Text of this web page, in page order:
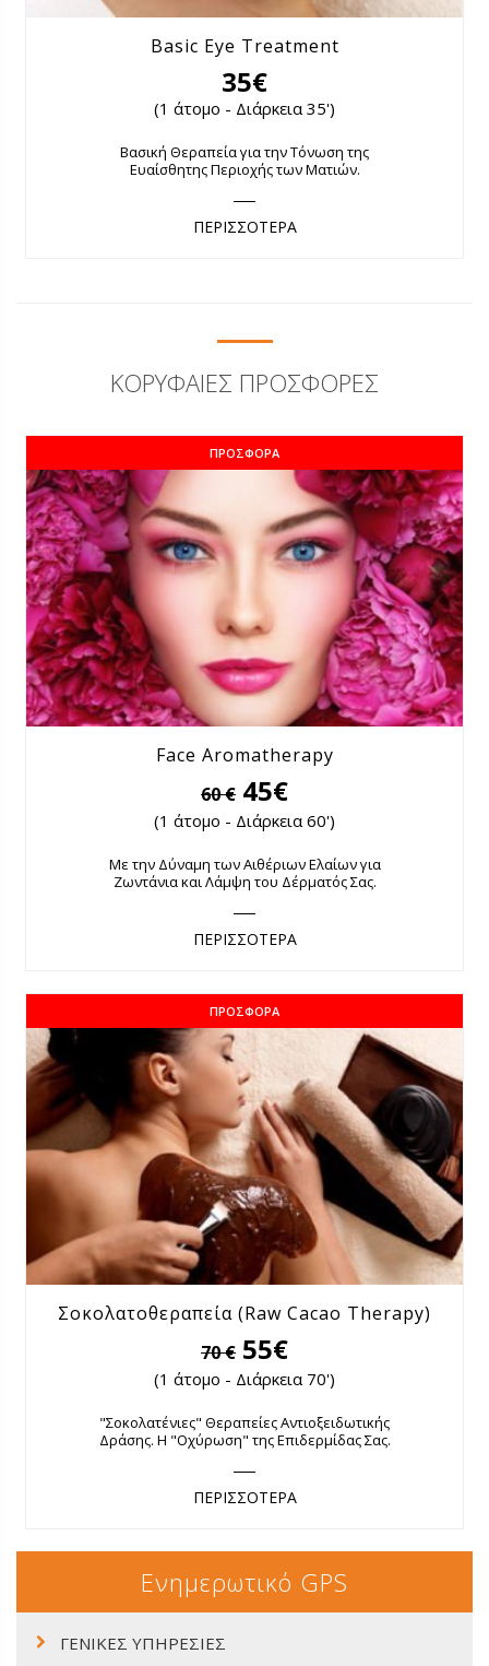
Basic Eye Treatment
35€
(1 άτομο - Διάρκεια 35')
Βασική Θεραπεία για την Τόνωση της
Ευαίσθητης Περιοχής των Ματιών.
ΠΕΡΙΣΣΟΤΕΡΑ
ΚΟΡΥΦΑΊΕΣ ΠΡΟΣΦΟΡΈΣ
ΠΡΟΣΦΟΡΆ
Face Aromatherapy
60 € 45€
(1 άτομο - Διάρκεια 60')
Με την Δύναμη των Αιθέριων Ελαίων για
Ζωντάνια και Λάμψη του Δέρματός Σας.
ΠΕΡΙΣΣΟΤΕΡΑ
ΠΡΟΣΦΟΡΆ
Σοκολατοθεραπεία (Raw Cacao Therapy)
70 € 55€
(1 άτομο - Διάρκεια 70')
"Σοκολατένιες" Θεραπείες Αντιοξειδωτικής
Δράσης. Η "Οχύρωση" της Επιδερμίδας Σας.
ΠΕΡΙΣΣΟΤΕΡΑ
Ενημερωτικό GPS
ΓΕΝΙΚΕΣ ΥΠΗΡΕΣΙΕΣ